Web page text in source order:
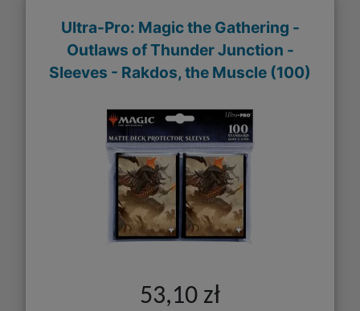
Ultra-Pro: Magic the Gathering -
Outlaws of Thunder Junction -
Sleeves - Rakdos, the Muscle (100)
53,10 zł